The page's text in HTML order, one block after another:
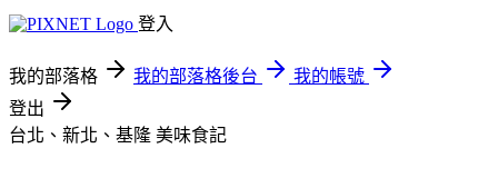
登入
我的部落格 我的部落格後台
我的帳號
登出
台北、新北、基隆 美味食記